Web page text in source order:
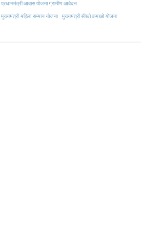
प्रधानमंत्री आवास योजना ग्रामीण आवेदन
मुख्यमंत्री महिला सम्मान योजना मुख्यमंत्री सीखो कमाओ योजना